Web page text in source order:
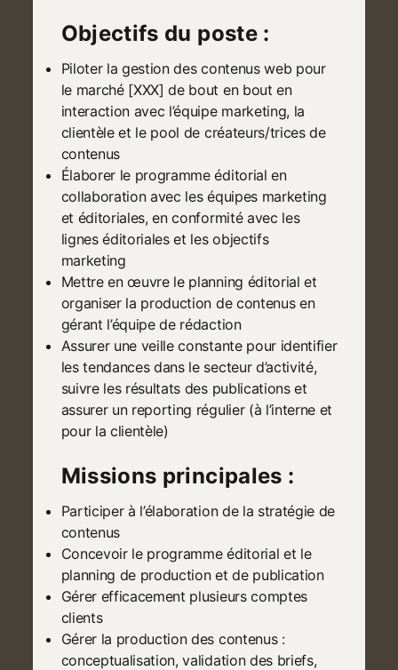
Objectifs du poste :
Piloter la gestion des contenus web pour
le marché [XXX] de bout en bout en
interaction avec l’équipe marketing, la
clientèle et le pool de créateurs/trices de
contenus
Élaborer le programme éditorial en
collaboration avec les équipes marketing
et éditoriales, en conformité avec les
lignes éditoriales et les objectifs
marketing
Mettre en œuvre le planning éditorial et
organiser la production de contenus en
gérant l’équipe de rédaction
Assurer une veille constante pour identifier
les tendances dans le secteur d’activité,
suivre les résultats des publications et
assurer un reporting régulier (à l’interne et
pour la clientèle)
Missions principales :
Participer à l’élaboration de la stratégie de
contenus
Concevoir le programme éditorial et le
planning de production et de publication
Gérer efficacement plusieurs comptes
clients
Gérer la production des contenus :
conceptualisation, validation des briefs,